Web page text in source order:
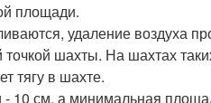
площади.
удаление воздуха
шахты. На шахтах
тягу в шахте.
10 см, а минимальная